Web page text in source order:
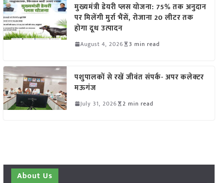
मुख्यमंत्री डेयरी प्लस योजना: 75% तक अनुदान
पर मिलेंगी मुर्रा भैंसें, रोजाना 20 लीटर तक
होगा दूध उत्पादन
August 4, 2026 3 min read
पशुपालकों से रखें जीवंत संपर्क- अपर कलेक्टर
मऊगंज
July 31, 2026 2 min read
About Us